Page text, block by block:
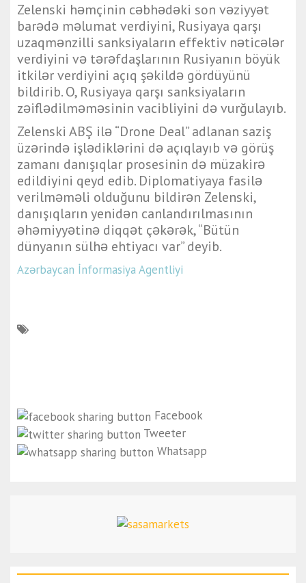
Zelenski həmçinin cəbhədəki son vəziyyət
barədə məlumat verdiyini, Rusiyaya qarşı
uzaqmənzilli sanksiyaların effektiv nəticələr
verdiyini və tərəfdaşlarının Rusiyanın böyük
itkilər verdiyini açıq şəkildə gördüyünü
bildirib. O, Rusiyaya qarşı sanksiyaların
zəiflədilməməsinin vacibliyini də vurğulayıb.
Zelenski ABŞ ilə “Drone Deal” adlanan saziş
üzərində işlədiklərini də açıqlayıb və görüş
zamanı danışıqlar prosesinin də müzakirə
edildiyini qeyd edib. Diplomatiyaya fasilə
verilməməli olduğunu bildirən Zelenski,
danışıqların yenidən canlandırılmasının
əhəmiyyətinə diqqət çəkərək, “Bütün
dünyanın sülhə ehtiyacı var” deyib.
Azərbaycan İnformasiya Agentliyi
Facebook
Tweeter
Whatsapp